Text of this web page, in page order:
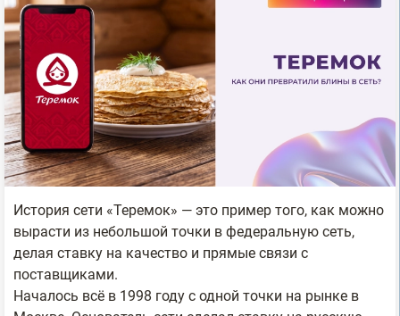
История сети «Теремок» — это пример того, как можно
вырасти из небольшой точки в федеральную сеть,
делая ставку на качество и прямые связи с
поставщиками.
Началось всё в 1998 году с одной точки на рынке в